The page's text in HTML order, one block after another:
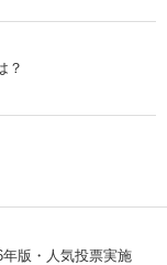
？
版・人気投票実施